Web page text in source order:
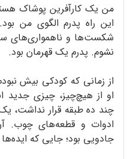
من یک کارآفرین پوشاک
این راه پدرم الگوی من
شکست‌ها و ناهمواری‌های
نشوم. پدرم یک قهرمان بود.
از زمانی که کودکی بیش
او از هیچ‌چیز، چیزی جدید
چند ده طبقه قرار نداشت،
ادوات و قطعه‌های چوب.
جادویی بود؛ جایی که